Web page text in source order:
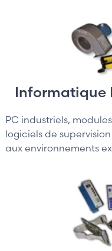
Informatique
PC industriels,
logiciels de
aux environnements